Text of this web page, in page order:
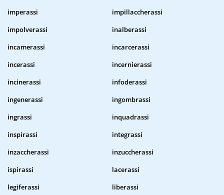
imperassi
impillaccherassi
impolverassi
inalberassi
incamerassi
incarcerassi
incerassi
incernierassi
incinerassi
infoderassi
ingenerassi
ingombrassi
ingrassi
inquadrassi
inspirassi
integrassi
inzaccherassi
inzuccherassi
ispirassi
lacerassi
legiferassi
liberassi